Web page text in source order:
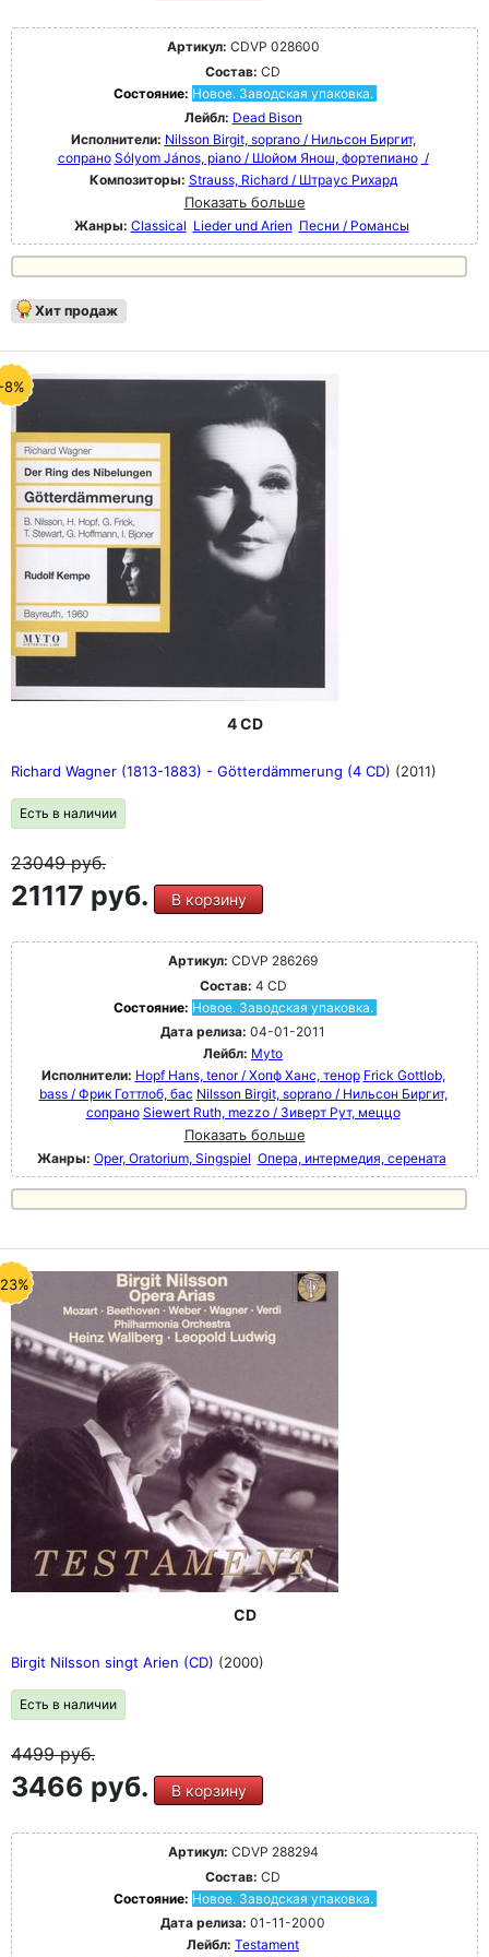
Артикул: CDVP 028600
Состав: CD
Состояние: Новое. Заводская упаковка.
Лейбл: Dead Bison
Исполнители: Nilsson Birgit, soprano / Нильсон Биргит,
сопрано Sólyom János, piano / Шойом Янош, фортепиано /
Композиторы: Strauss, Richard / Штраус Рихард
Показать больше
Жанры: Classical Lieder und Arien Песни / Романсы
Хит продаж
8%
4 CD
Richard Wagner (1813-1883) - Götterdämmerung (4 CD) (2011)
Есть в наличии
23049руб.
21117 руб. В корзину
Артикул: CDVP 286269
Состав: 4 CD
Состояние: Новое. Заводская упаковка.
Дата релиза: 04-01-2011
Лейбл: Myto
Исполнители: Hopf Hans, tenor / Хопф Ханс, тенор Frick Gottlob,
bass / Фрик Готтлоб, бас Nilsson Birgit, soprano / Нильсон Биргит,
сопрано Siewert Ruth, mezzo / Зиверт Рут, меццо
Показать больше
Жанры: Oper, Oratorium, Singspiel Опера, интермедия, серената
CD
Birgit Nilsson singt Arien (CD) (2000)
Есть в наличии
4499руб.
3466 руб. В корзину
Артикул: CDVP 288294
Состав: CD
Состояние: Новое. Заводская упаковка.
Дата релиза: 01-11-2000
Лейбл: Testament